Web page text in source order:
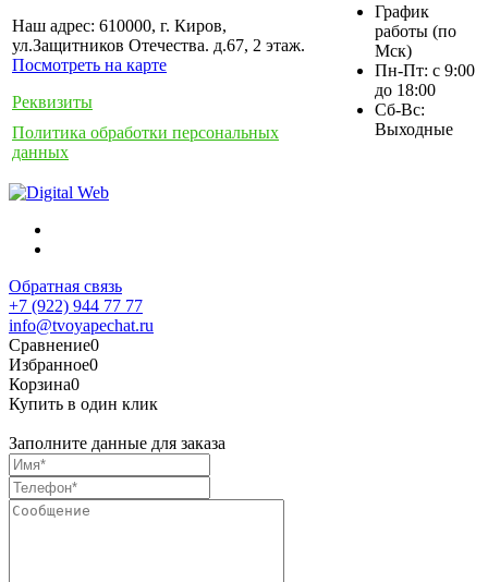
Наш адрес: 610000, г. Киров,
ул.Защитников Отечества. д.67, 2 этаж.
Посмотреть на карте
Реквизиты
Политика обработки персональных
данных
График
работы (по
Мск)
Пн-Пт: с 9:00
до 18:00
Сб-Вс:
Выходные
Обратная связь
+7 (922) 944 77 77
info@tvoyapechat.ru
Сравнение0
Избранное0
Корзина0
Купить в один клик
Заполните данные для заказа